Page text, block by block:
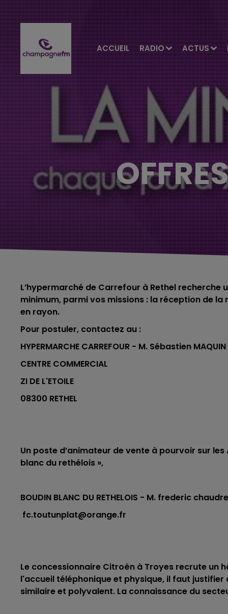
ACCUEIL RADIO ACTUS
L’hypermarché de Carrefour à Rethel recherche
minimum, parmi vos missions : la réception de la
en rayon.
Pour postuler, contactez au :
HYPERMARCHE CARREFOUR - M. Sébastien MAQUIN
CENTRE COMMERCIAL
ZI DE L'ETOILE
08300 RETHEL
Un poste d’animateur de vente à pourvoir sur
blanc du rethélois »,
BOUDIN BLANC DU RETHELOIS - M. frederic chaudre
fc.toutunplat@orange.fr
Le concessionnaire Citroën à Troyes recrute un
l'accueil téléphonique et physique, il faut
similaire et polyvalent. La connaissance du